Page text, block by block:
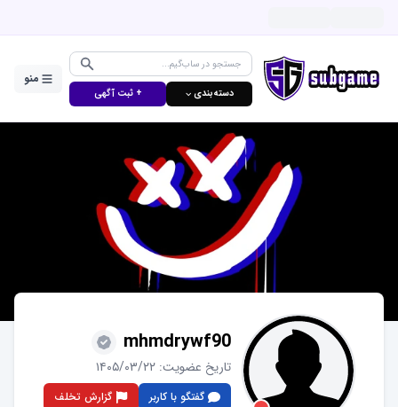
دسته‌بندی ⌵ + ثبت آگهی
منو
mhmdrywf90
تاریخ عضویت:۱۴۰۵/۰۳/۲۲
گفتگو با کاربر گزارش تخلف